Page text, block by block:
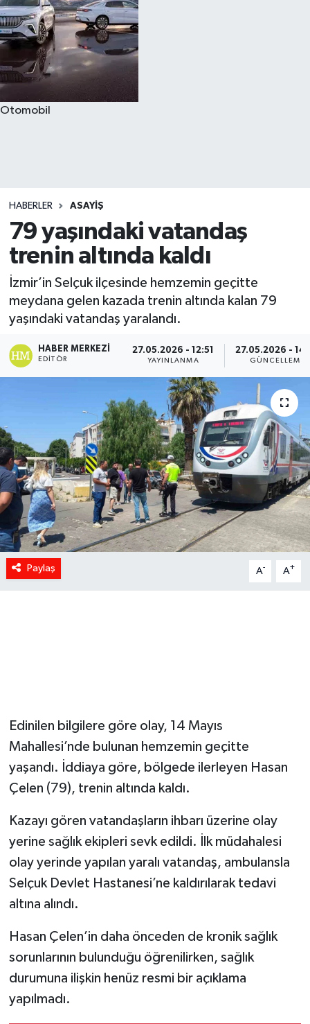
Otomobil
HABERLER ASAYIŞ
79 yaşındaki vatandaş
trenin altında kaldı
İzmir’in Selçuk ilçesinde hemzemin geçitte
meydana gelen kazada trenin altında kalan 79
yaşındaki vatandaş yaralandı.
HABER MERKEZI
EDITÖR
27.05.2026 - 12:51
YAYINLANMA
27.05.2026 -
GÜNCELLEME
Paylaş A- A+
Edinilen bilgilere göre olay, 14 Mayıs
Mahallesi’nde bulunan hemzemin geçitte
yaşandı. İddiaya göre, bölgede ilerleyen Hasan
Çelen (79), trenin altında kaldı.
Kazayı gören vatandaşların ihbarı üzerine olay
yerine sağlık ekipleri sevk edildi. İlk müdahalesi
olay yerinde yapılan yaralı vatandaş, ambulansla
Selçuk Devlet Hastanesi’ne kaldırılarak tedavi
altına alındı.
Hasan Çelen’in daha önceden de kronik sağlık
sorunlarının bulunduğu öğrenilirken, sağlık
durumuna ilişkin henüz resmi bir açıklama
yapılmadı.